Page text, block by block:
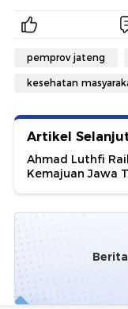
pemprov jateng
kesehatan
Artikel
Ahmad Luthfi
Kemajuan Jawa